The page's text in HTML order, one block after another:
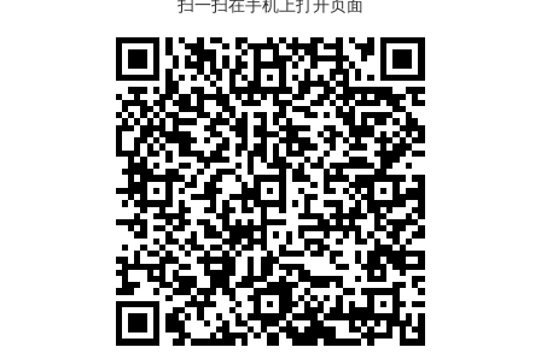
扫一扫在手机上打开页面